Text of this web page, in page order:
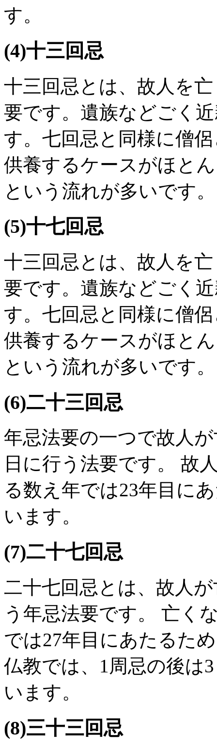
す。
(4)十三回忌
十三回忌とは、故人を
要です。遺族などごく
す。七回忌と同様に僧
供養するケースがほと
という流れが多いです。
(5)十七回忌
十三回忌とは、故人を
要です。遺族などごく
す。七回忌と同様に僧
供養するケースがほと
という流れが多いです。
(6)二十三回忌
年忌法要の一つで故人
日に行う法要です。 故
る数え年では23年目に
います。
(7)二十七回忌
二十七回忌とは、故人
う年忌法要です。 亡く
では27年目にあたるた
仏教では、1周忌の後は
います。
(8)三十三回忌